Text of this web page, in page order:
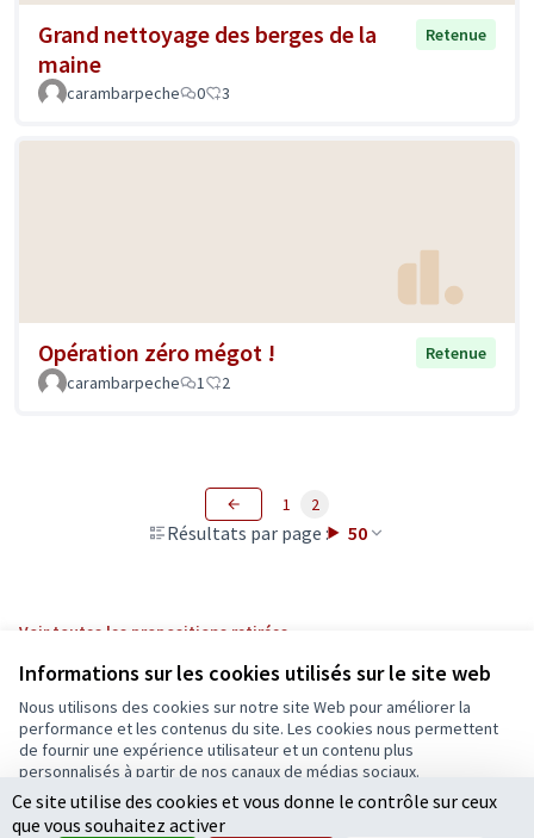
Informations sur les cookies utilisés sur le site web
Nous utilisons des cookies sur notre site Web pour améliorer la
performance et les contenus du site. Les cookies nous permettent
de fournir une expérience utilisateur et un contenu plus
personnalisés à partir de nos canaux de médias sociaux.
Tout accepter
Grand nettoyage des berges de la
maine
Retenue
carambarpeche 0 3
Opération zéro mégot !
Retenue
carambarpeche
1 2
Résultats par page : 50
1 2
Voir toutes les propositions retirées
Conditions d'utilisation
Paramètres des cookies
Ecrivons Angers sur X
(Lien externe)
Ecrivons Angers sur Facebook
(Lien externe)
Ce site utilise des cookies et vous donne le contrôle sur ceux
que vous souhaitez activer